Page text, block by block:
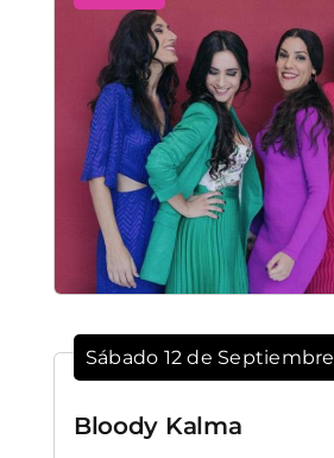
Sábado 12 de Septiembre
Bloody Kalma